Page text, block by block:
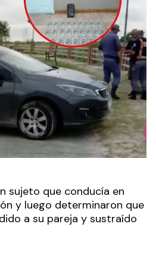
sujeto que conducía en
y luego determinaron que
a su pareja y sustraído